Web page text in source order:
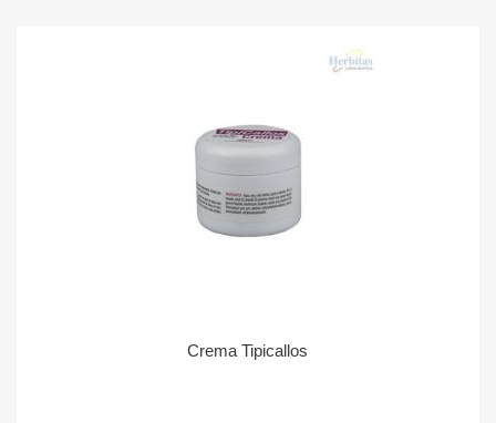
Crema Tipicallos